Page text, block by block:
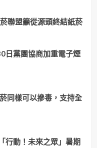
聯盟籲從源頭終結紙菸
日黨團協商加重電子煙
同樣可以摻毒，支持全
行動！未來之眾」暑期